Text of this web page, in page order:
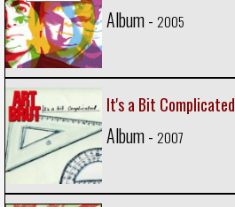
Album - 2005
It's a Bit Complicated
Album - 2007